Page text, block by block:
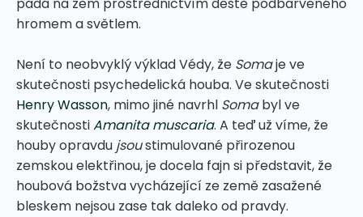
padá na zem prostřednictvím deště podbarveného
hromem a světlem.
Není to neobvyklý výklad Védy, že Somaje ve
skutečnosti psychedelická houba. Ve skutečnosti
Henry Wasson, mimo jiné navrhl Somabyl ve
skutečnostiAmanita muscaria. A teď už víme, že
houby opravdu jsoustimulované přirozenou
zemskou elektřinou, je docela fajn si představit, že
houbová božstva vycházející ze země zasažené
bleskem nejsou zase tak daleko od pravdy.